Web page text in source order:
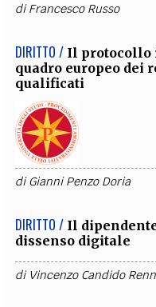
diFrancesco Russo
DIRITTO / Il protocollo
quadro europeo dei
qualificati
diGianni Penzo Doria
DIRITTO / Il
dissenso digitale
di Vincenzo Candido